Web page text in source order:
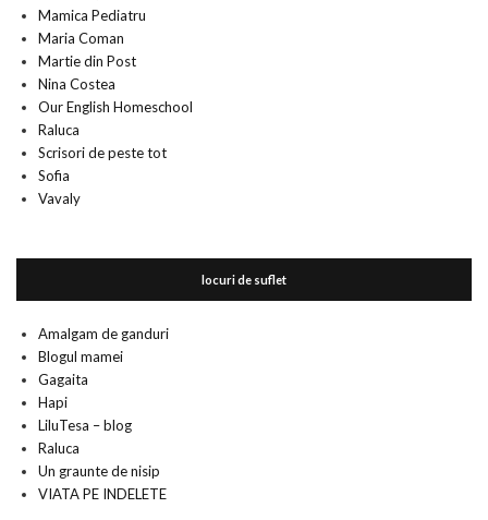
Mamica Pediatru
Maria Coman
Martie din Post
Nina Costea
Our English Homeschool
Raluca
Scrisori de peste tot
Sofia
Vavaly
locuri de suflet
Amalgam de ganduri
Blogul mamei
Gagaita
Hapi
LiluTesa – blog
Raluca
Un graunte de nisip
VIATA PE INDELETE